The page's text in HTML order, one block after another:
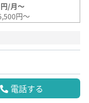
円/月～
円～
電話する